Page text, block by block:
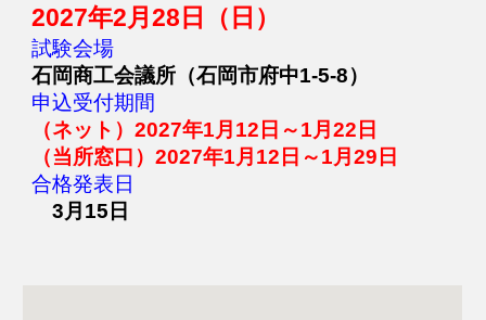
2027年2月28 日（日）
試験会場
石岡商工会議所（石岡市府中1-5-8）
申込受付期間
（ネット）2027年1月 12 日～1月22 日
（当所窓口）2027年1月 12 日～1月29 日
合格発表日
3月 15 日